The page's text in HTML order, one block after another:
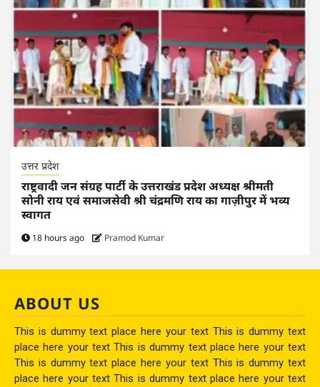
उत्तर प्रदेश
राष्ट्रवादी जन संग्रह पार्टी के उत्तराखंड प्रदेश अध्यक्ष श्रीमती
सोनी राय एवं समाजसेवी श्री चंद्रमणि राय का गाज़ीपुर में भव्य
स्वागत
18 hours ago Pramod Kumar
ABOUT US
This is dummy text place here your text This is dummy text
place here your text This is dummy text place here your text
This is dummy text place here your text This is dummy text
place here your text This is dummy text place here your text